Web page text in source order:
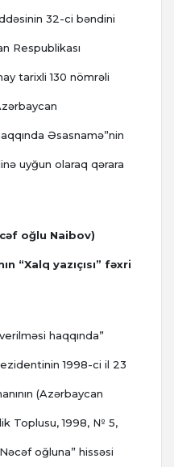
32-ci bəndini
Respublikası
tarixli 130 nömrəli
Əsasnamə”nin
uyğun olaraq qərara
oğlu Naibov)
“Xalq yazıçısı” fəxri
verilməsi haqqında”
1998-ci il 23
(Azərbaycan
Toplusu, 1998, № 5,
oğluna” hissəsi